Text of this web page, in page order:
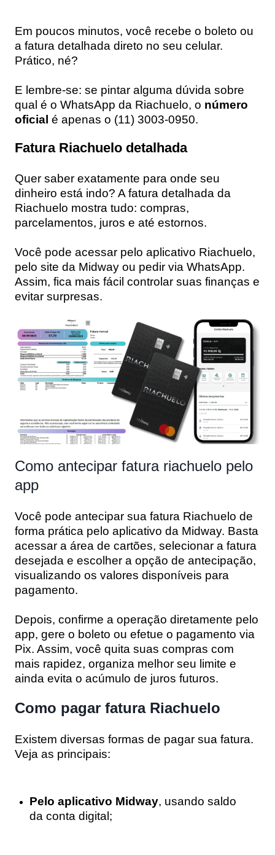
Em poucos minutos, você recebe o boleto ou
a fatura detalhada direto no seu celular.
Prático, né?
E lembre-se: se pintar alguma dúvida sobre
qual é o WhatsApp da Riachuelo, o número
oficial é apenas o (11) 3003-0950.
Fatura Riachuelo detalhada
Quer saber exatamente para onde seu
dinheiro está indo? A fatura detalhada da
Riachuelo mostra tudo: compras,
parcelamentos, juros e até estornos.
Você pode acessar pelo aplicativo Riachuelo,
pelo site da Midway ou pedir via WhatsApp.
Assim, fica mais fácil controlar suas finanças e
evitar surpresas.
Como antecipar fatura riachuelo pelo
app
Você pode antecipar sua fatura Riachuelo de
forma prática pelo aplicativo da Midway. Basta
acessar a área de cartões, selecionar a fatura
desejada e escolher a opção de antecipação,
visualizando os valores disponíveis para
pagamento.
Depois, confirme a operação diretamente pelo
app, gere o boleto ou efetue o pagamento via
Pix. Assim, você quita suas compras com
mais rapidez, organiza melhor seu limite e
ainda evita o acúmulo de juros futuros.
Como pagar fatura Riachuelo
Existem diversas formas de pagar sua fatura.
Veja as principais:
Pelo aplicativo Midway, usando saldo
da conta digital;